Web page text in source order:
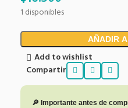
1 disponibles
AÑADIR
Add to wishlist
Compartir
🔎 Importante antes de